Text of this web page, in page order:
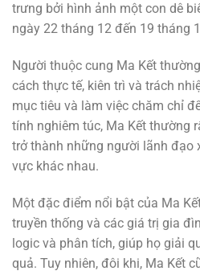
trưng bởi hình ảnh một con dê
ngày 22 tháng 12 đến 19 tháng
Người thuộc cung Ma Kết
cách thực tế, kiên trì và trách
mục tiêu và làm việc chăm chỉ
tính nghiêm túc, Ma Kết thường
trở thành những người lãnh đạo
vực khác nhau.
Một đặc điểm nổi bật của Ma
truyền thống và các giá trị gia
logic và phân tích, giúp họ giải
quả. Tuy nhiên, đôi khi, Ma Kết